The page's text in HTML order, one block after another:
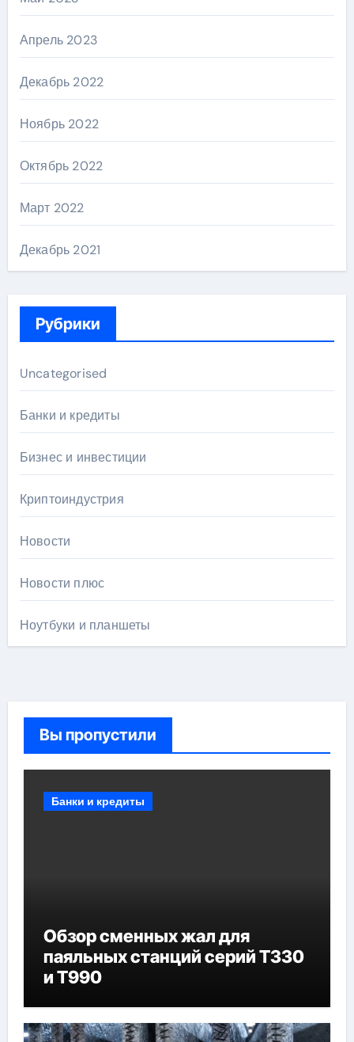
Апрель 2023
Декабрь 2022
Ноябрь 2022
Октябрь 2022
Март 2022
Декабрь 2021
Рубрики
Uncategorised
Банки и кредиты
Бизнес и инвестиции
Криптоиндустрия
Новости
Новости плюс
Ноутбуки и планшеты
Вы пропустили
Банки и кредиты
Обзор сменных жал для
паяльных станций серий T330
и T990